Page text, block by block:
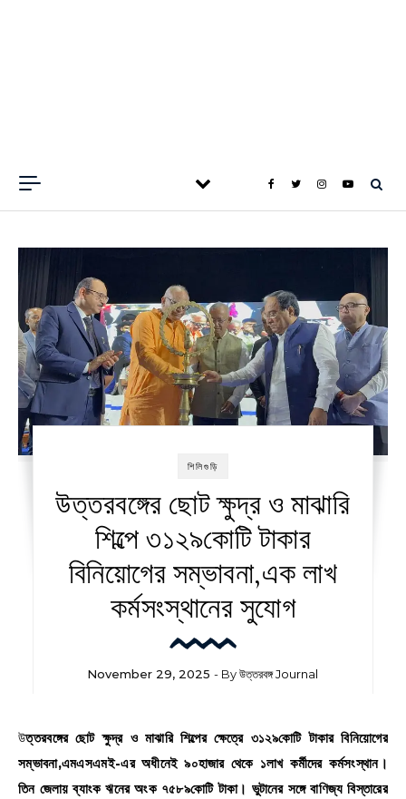
শিলিগুড়ি
উত্তরবঙ্গের ছোট ক্ষুদ্র ও মাঝারি
শিল্পে ৩১২৯কোটি টাকার
বিনিয়োগের সম্ভাবনা,এক লাখ
কর্মসংস্থানের সুযোগ
November 29, 2025 - Byউত্তরবঙ্গ Journal
উত্তরবঙ্গের ছোট ক্ষুদ্র ও মাঝারি শিল্পের ক্ষেত্রে ৩১২৯কোটি টাকার বিনিয়োগের
সম্ভাবনা,এমএসএমই-এর অধীনেই ৯০হাজার থেকে ১লাখ কর্মীদের কর্মসংস্থান।
তিন জেলায় ব্যাংক ঋনের অংক ৭৫৮৯কোটি টাকা। ভুটানের সঙ্গে বাণিজ্য বিস্তারের